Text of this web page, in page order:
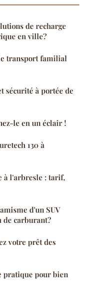
de recharge
en ville?
transport familial
sécurité à portée de
le en un éclair !
130 à
à l'arbresle : tarif,
d'un SUV
de carburant?
votre prêt des
pratique pour bien